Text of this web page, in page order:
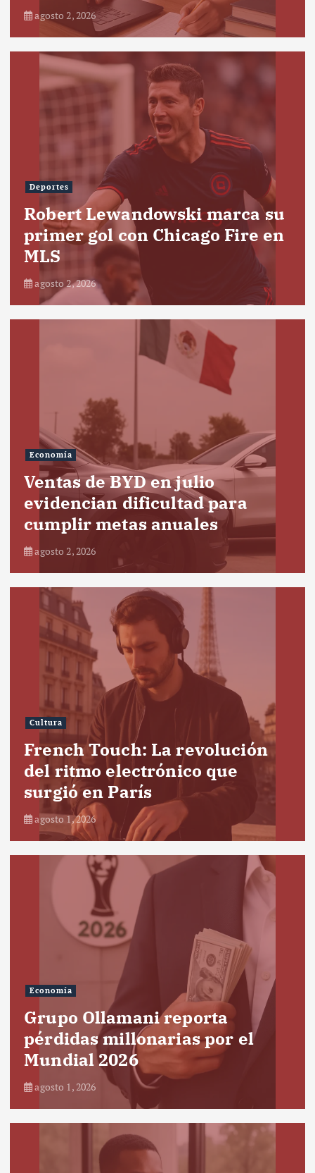
agosto 2, 2026
Deportes
Robert Lewandowski marca su
primer gol con Chicago Fire en
MLS
agosto 2, 2026
Economía
Ventas de BYD en julio
evidencian dificultad para
cumplir metas anuales
agosto 2, 2026
Cultura
French Touch: La revolución
del ritmo electrónico que
surgió en París
agosto 1, 2026
Economía
Grupo Ollamani reporta
pérdidas millonarias por el
Mundial 2026
agosto 1, 2026